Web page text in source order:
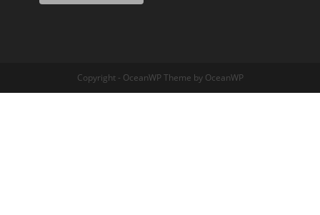
Copyright - OceanWP Theme by OceanWP